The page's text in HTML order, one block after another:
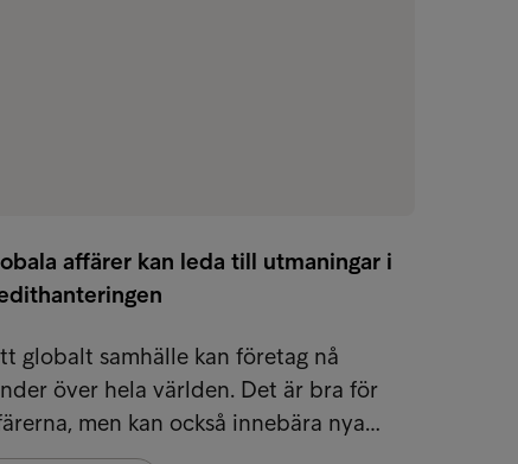
affärer kan leda till utmaningar i
globalt samhälle kan företag nå
över hela världen. Det är bra för
men kan också innebära nya…